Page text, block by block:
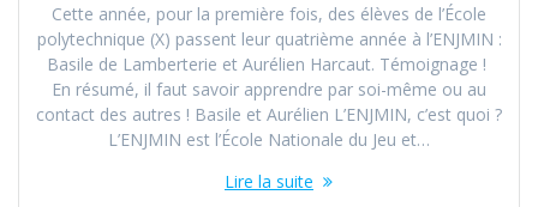
Cette année, pour la première fois, des élèves de l’École
polytechnique (X) passent leur quatrième année à l’ENJMIN :
Basile de Lamberterie et Aurélien Harcaut. Témoignage !
En résumé, il faut savoir apprendre par soi-même ou au
contact des autres ! Basile et Aurélien L’ENJMIN, c’est quoi ?
L’ENJMIN est l’École Nationale du Jeu et…
Lire la suite